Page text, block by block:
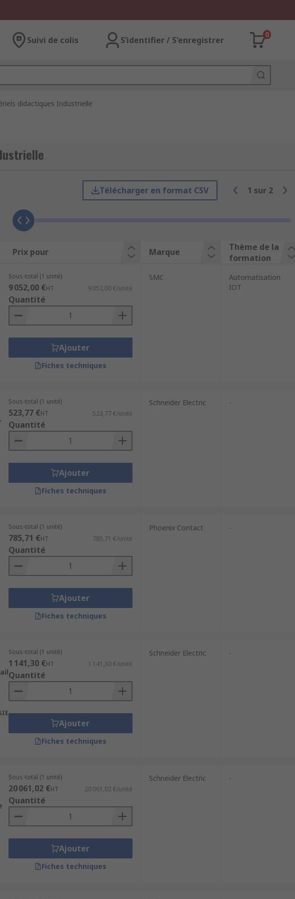
Suivi de colis S’identifier / S'enregistrer
0
didactiques Industrielle
Télécharger en format CSV 1 sur 2
Prix pour Marque
Thème de la
formation
Sous-total (1 unité)
9 052,00 €HT 9 052,00 €/unité
Quantité
Ajouter
Fiches techniques
SMC
Automatisation
IOT
Sous-total (1 unité)
523,77 €HT 523,77 €/unité
Quantité
Ajouter
Fiches techniques
Schneider Electric -
Sous-total (1 unité)
785,71 €HT 785,71 €/unité
Quantité
Ajouter
Fiches techniques
Phoenix Contact -
Sous-total (1 unité)
1 141,30 €HT 1 141,30 €/unité
Quantité
Ajouter
Fiches techniques
Schneider Electric -
Sous-total (1 unité)
20 061,02 €HT 20 061,02 €/unité
Quantité
Ajouter
Fiches techniques
Schneider Electric -